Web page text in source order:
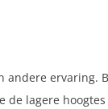
andere ervaring.
de lagere